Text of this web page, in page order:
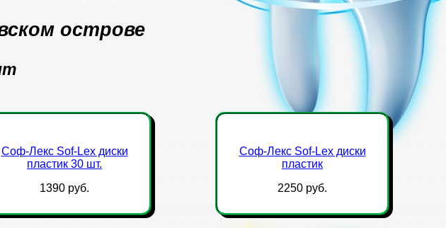
острове
Соф-Лекс Sof-Lex диски
пластик 30 шт.
1390 руб.
Соф-Лекс Sof-Lex диски
пластик
2250 руб.